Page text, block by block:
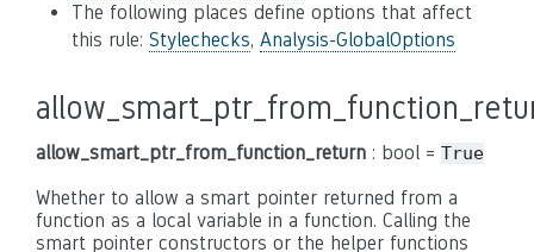
The following places define options that affect
this rule: Stylechecks, Analysis-GlobalOptions
allow_smart_ptr_from_function_return : bool = True
Whether to allow a smart pointer returned from a
function as a local variable in a function. Calling the
smart pointer constructors or the helper functions